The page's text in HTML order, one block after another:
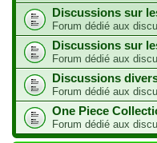
Discussions sur
Forum dédié aux
Discussions sur
Forum dédié aux
Discussions
Forum dédié aux
One Piece
Forum dédié aux